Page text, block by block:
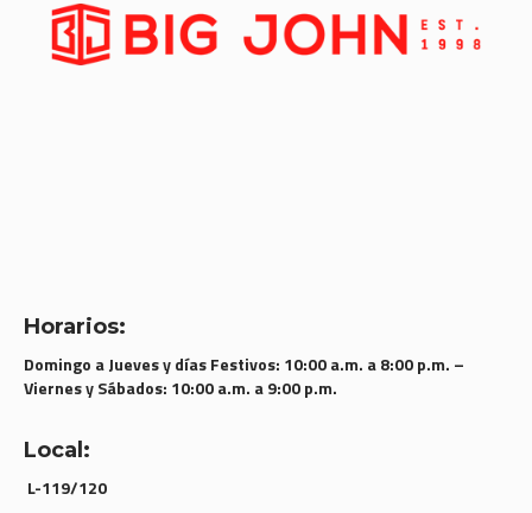
Horarios:
Domingo a Jueves y días Festivos: 10:00 a.m. a 8:00 p.m. –
Viernes y Sábados: 10:00 a.m. a 9:00 p.m.
Local:
L-119/120